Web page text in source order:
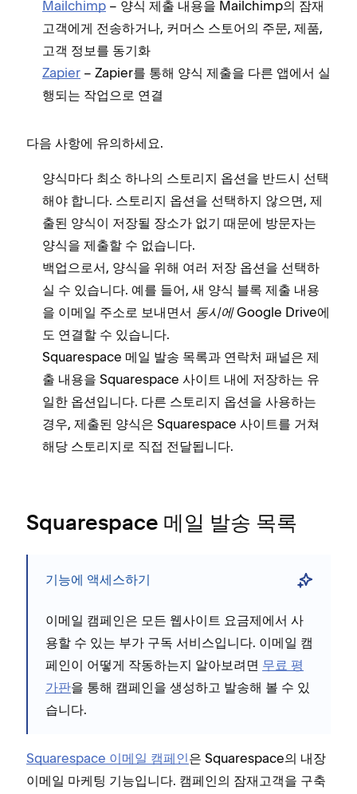
Mailchimp – 양식 제출 내용을 Mailchimp의 잠재
고객에게 전송하거나, 커머스 스토어의 주문, 제품,
고객 정보를 동기화
Zapier – Zapier를 통해 양식 제출을 다른 앱에서 실
행되는 작업으로 연결
다음 사항에 유의하세요.
양식마다 최소 하나의 스토리지 옵션을 반드시 선택
해야 합니다. 스토리지 옵션을 선택하지 않으면, 제
출된 양식이 저장될 장소가 없기 때문에 방문자는
양식을 제출할 수 없습니다.
백업으로서, 양식을 위해 여러 저장 옵션을 선택하
실 수 있습니다. 예를 들어, 새 양식 블록 제출 내용
을 이메일 주소로 보내면서 동시에Google Drive에
도 연결할 수 있습니다.
Squarespace 메일 발송 목록과 연락처 패널은 제
출 내용을 Squarespace 사이트 내에 저장하는 유
일한 옵션입니다. 다른 스토리지 옵션을 사용하는
경우, 제출된 양식은 Squarespace 사이트를 거쳐
해당 스토리지로 직접 전달됩니다.
Squarespace 메일 발송 목록
기능에 액세스하기
이메일 캠페인은 모든 웹사이트 요금제에서 사
용할 수 있는 부가 구독 서비스입니다. 이메일 캠
페인이 어떻게 작동하는지 알아보려면 무료 평
가판을 통해 캠페인을 생성하고 발송해 볼 수 있
습니다.
Squarespace 이메일 캠페인은 Squarespace의 내장
이메일 마케팅 기능입니다. 캠페인의 잠재고객을 구축